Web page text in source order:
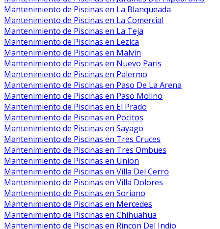
Mantenimiento de Piscinas en La Blanqueada
Mantenimiento de Piscinas en La Comercial
Mantenimiento de Piscinas en La Teja
Mantenimiento de Piscinas en Lezica
Mantenimiento de Piscinas en Malvin
Mantenimiento de Piscinas en Nuevo Paris
Mantenimiento de Piscinas en Palermo
Mantenimiento de Piscinas en Paso De La Arena
Mantenimiento de Piscinas en Paso Molino
Mantenimiento de Piscinas en El Prado
Mantenimiento de Piscinas en Pocitos
Mantenimiento de Piscinas en Sayago
Mantenimiento de Piscinas en Tres Cruces
Mantenimiento de Piscinas en Tres Ombues
Mantenimiento de Piscinas en Union
Mantenimiento de Piscinas en Villa Del Cerro
Mantenimiento de Piscinas en Villa Dolores
Mantenimiento de Piscinas en Soriano
Mantenimiento de Piscinas en Mercedes
Mantenimiento de Piscinas en Chihuahua
Mantenimiento de Piscinas en Rincon Del Indio